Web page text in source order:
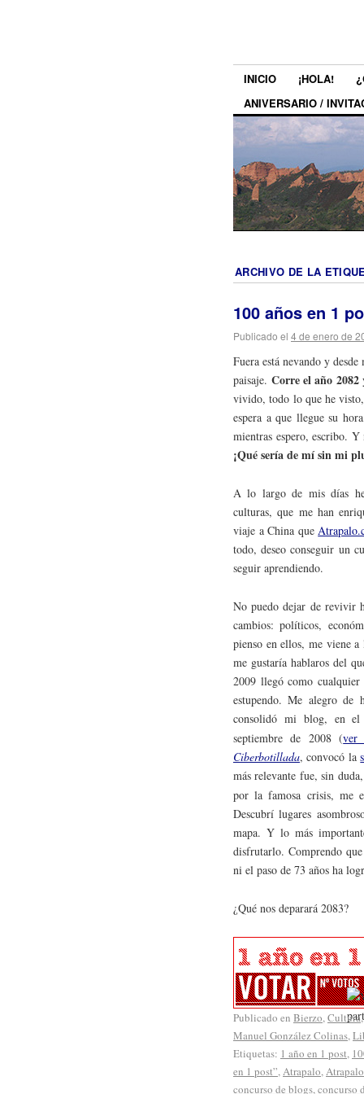
INICIO ¡HOLA!
ANIVERSARIO /
ARCHIVO DE LA
100 años en 1
Publicado el 4 de enero de
Fuera está nevando y
paisaje. Corre el año 2082
vivido, todo lo que he
espera a que llegue su
mientras espero, escribo.
¡Qué sería de mí sin mi
A lo largo de mis días
culturas, que me han
viaje a China que
todo, deseo conseguir un
seguir aprendiendo.
No puedo dejar de revivir
cambios: políticos,
pienso en ellos, me viene a
me gustaría hablaros del
2009 llegó como
estupendo. Me alegro
consolidó mi blog, en
septiembre de 2008 (ver
Ciberbotillada, convocó la
más relevante fue, sin
por la famosa crisis, me
Descubrí lugares
mapa. Y lo más
disfrutarlo. Comprendo
ni el paso de 73 años ha
¿Qué nos deparará 2083?
Publicado en Bierzo, Cultura
Manuel González Colinas,
Etiquetas: 1 año en 1 post,
en 1 post”, Atrapalo,
concurso de blogs, concurso